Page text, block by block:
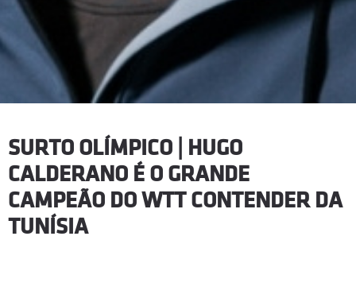
SURTO OLÍMPICO | HUGO
CALDERANO É O GRANDE
CAMPEÃO DO WTT CONTENDER DA
TUNÍSIA